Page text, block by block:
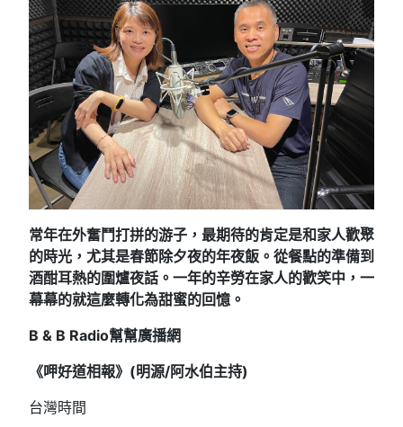
常年在外奮鬥打拼的游子，最期待的肯定是和家人歡聚
的時光，尤其是春節除夕夜的年夜飯。從餐點的準備到
酒酣耳熱的圍爐夜話。一年的辛勞在家人的歡笑中，一
幕幕的就這麼轉化為甜蜜的回憶。
B & B Radio幫幫廣播網
《呷好道相報》(明源/阿水伯主持)
台灣時間